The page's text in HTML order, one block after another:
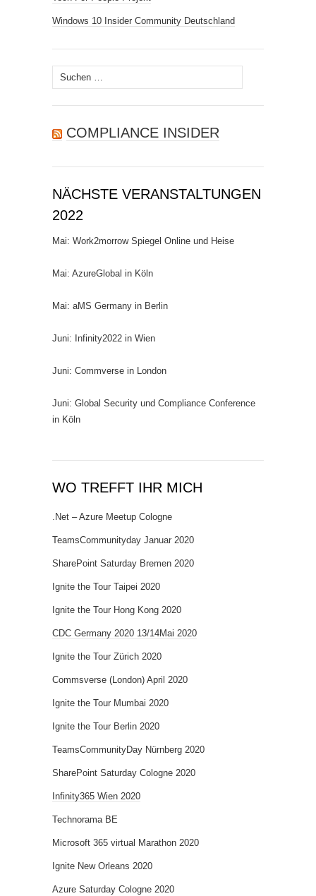
Windows 10 Insider Community Deutschland
Suchen
nach:
COMPLIANCE INSIDER
NÄCHSTE VERANSTALTUNGEN
2022
Mai: Work2morrow Spiegel Online und Heise
Mai: AzureGlobal in Köln
Mai: aMS Germany in Berlin
Juni: Infinity2022 in Wien
Juni: Commverse in London
Juni: Global Security und Compliance Conference
in Köln
WO TREFFT IHR MICH
.Net – Azure Meetup Cologne
TeamsCommunityday Januar 2020
SharePoint Saturday Bremen 2020
Ignite the Tour Taipei 2020
Ignite the Tour Hong Kong 2020
CDC Germany 2020 13/14Mai 2020
Ignite the Tour Zürich 2020
Commsverse (London) April 2020
Ignite the Tour Mumbai 2020
Ignite the Tour Berlin 2020
TeamsCommunityDay Nürnberg 2020
SharePoint Saturday Cologne 2020
Infinity365 Wien 2020
Technorama BE
Microsoft 365 virtual Marathon 2020
Ignite New Orleans 2020
Azure Saturday Cologne 2020